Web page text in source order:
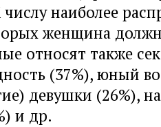
наиболее
женщина
относят также
(37%), юный
девушки (26%),
и др.